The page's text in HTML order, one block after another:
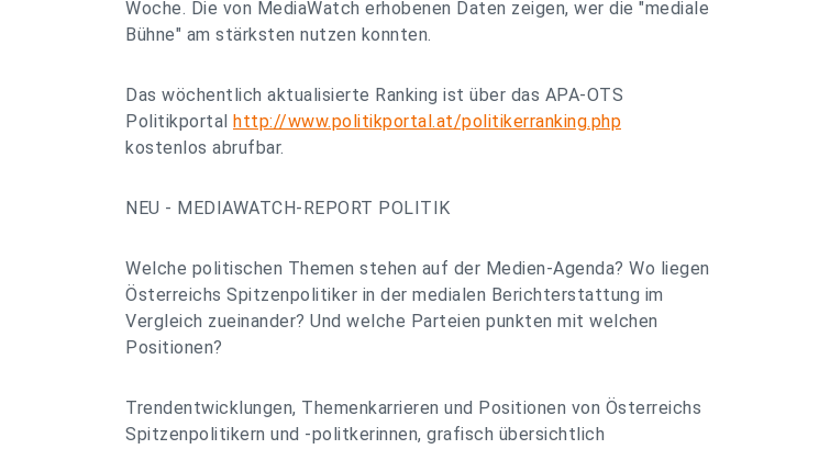
Woche. Die von MediaWatch erhobenen Daten zeigen, wer die "mediale
Bühne" am stärksten nutzen konnten.
Das wöchentlich aktualisierte Ranking ist über das APA-OTS
Politikportal http://www.politikportal.at/politikerranking.php
kostenlos abrufbar.
NEU - MEDIAWATCH-REPORT POLITIK
Welche politischen Themen stehen auf der Medien-Agenda? Wo liegen
Österreichs Spitzenpolitiker in der medialen Berichterstattung im
Vergleich zueinander? Und welche Parteien punkten mit welchen
Positionen?
Trendentwicklungen, Themenkarrieren und Positionen von Österreichs
Spitzenpolitikern und -politkerinnen, grafisch übersichtlich